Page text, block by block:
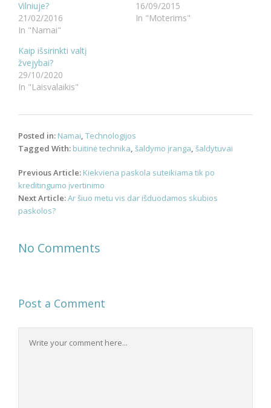
Vilniuje?
21/02/2016
In "Namai"
16/09/2015
In "Moterims"
Kaip išsirinkti valtį
žvejybai?
29/10/2020
In "Laisvalaikis"
Posted in: Namai, Technologijos
Tagged With: buitinė technika, šaldymo įranga, šaldytuvai
Post
navigation
Previous Article: Kiekviena paskola suteikiama tik po
kreditingumo įvertinimo
Next Article:Ar šiuo metu vis dar išduodamos skubios
paskolos?
No Comments
Post a Comment